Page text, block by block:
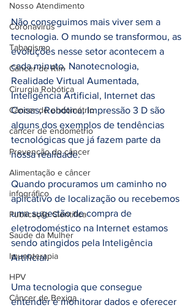
Nosso Atendimento
Coronavírus
Tabagismo
Câncer de Rim
Cirurgia Robótica
Câncer de endométrio
câncer de endométrio
Prevenção do câncer
Alimentação e câncer
infográfico
Publicação Científica
Saúde da Mulher
Imunoterapia
HPV
Câncer de Bexiga
Não conseguimos mais viver sem a
tecnologia. O mundo se transformou, as
evoluções nesse setor acontecem a
cada minuto. Nanotecnologia,
Realidade Virtual Aumentada,
Inteligência Artificial, Internet das
Coisas, Robótica, Impressão 3 D são
alguns dos exemplos de tendências
tecnológicas que já fazem parte da
nossa realidade.
Quando procuramos um caminho no
aplicativo de localização ou recebemos
uma sugestão de compra de
eletrodoméstico na Internet estamos
sendo atingidos pela Inteligência
Artificial.
Uma tecnologia que consegue
entender e monitorar dados e oferecer